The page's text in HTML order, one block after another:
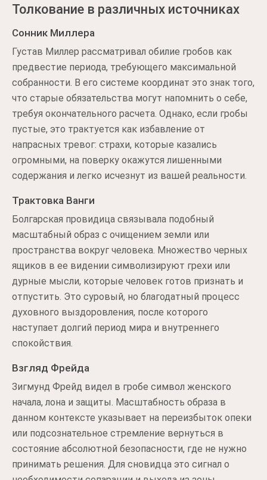
Толкование в различных источниках
Сонник Миллера
Густав Миллер рассматривал обилие гробов как
предвестие периода, требующего максимальной
собранности. В его системе координат это знак того,
что старые обязательства могут напомнить о себе,
требуя окончательного расчета. Однако, если гробы
пустые, это трактуется как избавление от
напрасных тревог: страхи, которые казались
огромными, на поверку окажутся лишенными
содержания и легко исчезнут из вашей реальности.
Трактовка Ванги
Болгарская провидица связывала подобный
масштабный образ с очищением земли или
пространства вокруг человека. Множество черных
ящиков в ее видении символизируют грехи или
дурные мысли, которые человек готов признать и
отпустить. Это суровый, но благодатный процесс
духовного выздоровления, после которого
наступает долгий период мира и внутреннего
спокойствия.
Взгляд Фрейда
Зигмунд Фрейд видел в гробе символ женского
начала, лона и защиты. Масштабность образа в
данном контексте указывает на переизбыток опеки
или подсознательное стремление вернуться в
состояние абсолютной безопасности, где не нужно
принимать решения. Для сновидца это сигнал о